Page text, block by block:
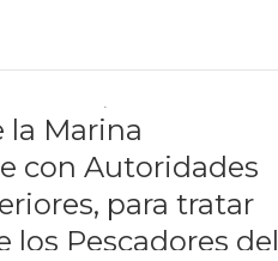
la Marina
con Autoridades
para tratar
los Pescadores del